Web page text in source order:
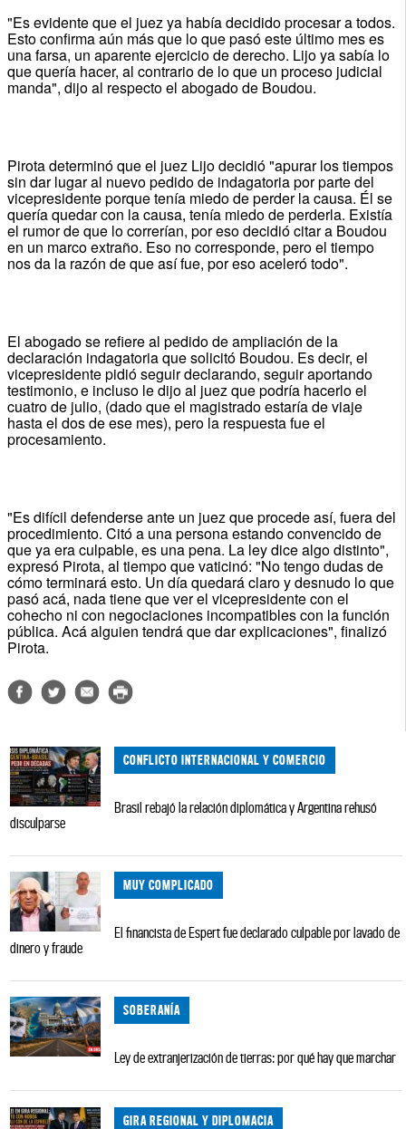
"Es evidente que el juez ya había decidido procesar a todos.
Esto confirma aún más que lo que pasó este último mes es
una farsa, un aparente ejercicio de derecho. Lijo ya sabía lo
que quería hacer, al contrario de lo que un proceso judicial
manda", dijo al respecto el abogado de Boudou.
Pirota determinó que el juez Lijo decidió "apurar los tiempos
sin dar lugar al nuevo pedido de indagatoria por parte del
vicepresidente porque tenía miedo de perder la causa. Él se
quería quedar con la causa, tenía miedo de perderla. Existía
el rumor de que lo correrían, por eso decidió citar a Boudou
en un marco extraño. Eso no corresponde, pero el tiempo
nos da la razón de que así fue, por eso aceleró todo".
El abogado se refiere al pedido de ampliación de la
declaración indagatoria que solicitó Boudou. Es decir, el
vicepresidente pidió seguir declarando, seguir aportando
testimonio, e incluso le dijo al juez que podría hacerlo el
cuatro de julio, (dado que el magistrado estaría de viaje
hasta el dos de ese mes), pero la respuesta fue el
procesamiento.
"Es difícil defenderse ante un juez que procede así, fuera del
procedimiento. Citó a una persona estando convencido de
que ya era culpable, es una pena. La ley dice algo distinto",
expresó Pirota, al tiempo que vaticinó: "No tengo dudas de
cómo terminará esto. Un día quedará claro y desnudo lo que
pasó acá, nada tiene que ver el vicepresidente con el
cohecho ni con negociaciones incompatibles con la función
pública. Acá alguien tendrá que dar explicaciones", finalizó
Pirota.
CONFLICTO INTERNACIONAL Y COMERCIO
Brasil rebajó la relación diplomática y Argentina rehusó
disculparse
MUY COMPLICADO
El financista de Espert fue declarado culpable por lavado de
dinero y fraude
SOBERANÍA
Ley de extranjerización de tierras: por qué hay que marchar
GIRA REGIONAL Y DIPLOMACIA